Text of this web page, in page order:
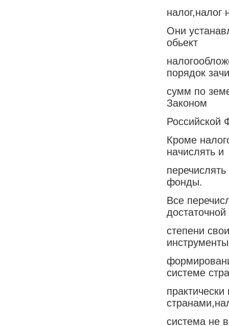
налог,налог
Они
обьект
порядок
сумм по
Законом
Российской
Кроме
начислять и
фонды.
Все
достаточной
степени
инструменты
системе
система не